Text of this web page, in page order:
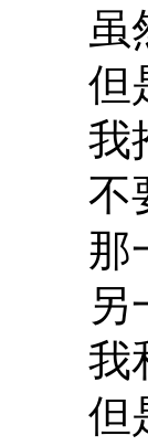
虽
但
我
不
那
另
我
但